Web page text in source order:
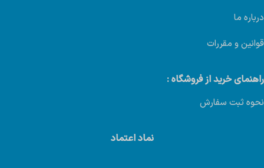
درباره ما
قوانین و مقررات
راهنمای خرید از فروشگاه :
نحوه ثبت سفارش
نماد اعتماد